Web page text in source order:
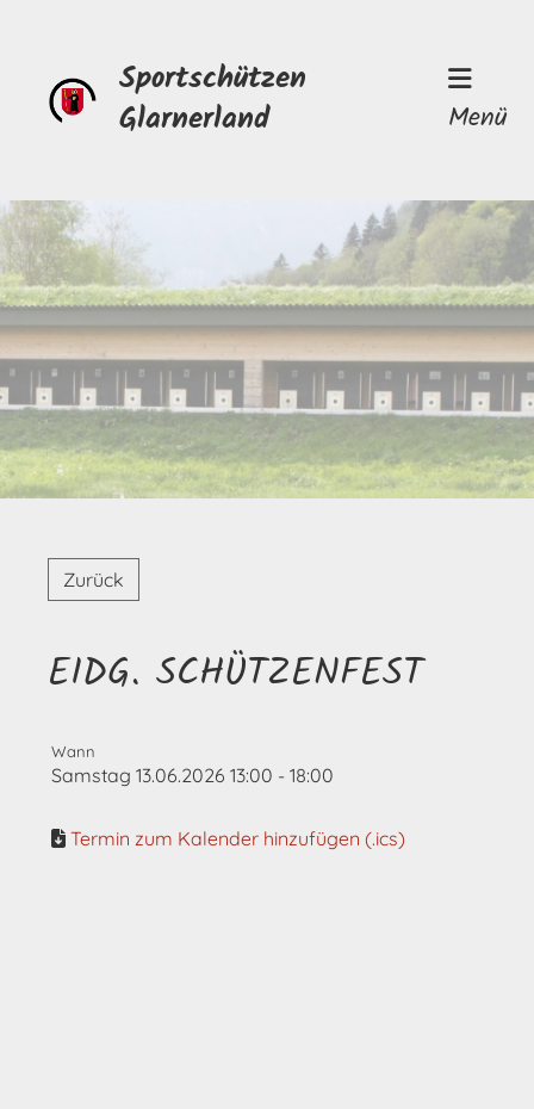
Sportschützen
Glarnerland
Menü
Zurück
EIDG. SCHÜTZENFEST
Wann
Samstag 13.06.2026 13:00 - 18:00
Termin zum Kalender hinzufügen (.ics)